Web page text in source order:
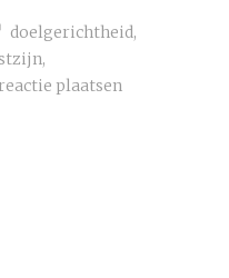
doelgerichtheid,
,
plaatsen